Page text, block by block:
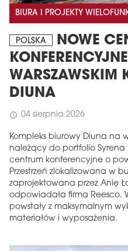
BIURA I PROJEKTY
POLSKA
NOWE
WARSZAWSKIM
DIUNA
schedule 04 sierpnia 2026
Kompleks biurowy Diuna na
należący do portfolio Syrena
centrum konferencyjne o
Przestrzeń zlokalizowana w
zaprojektowana przez Anię
odpowiadała firma Reesco.
powstały z maksymalnym
materiałów i wyposażenia.